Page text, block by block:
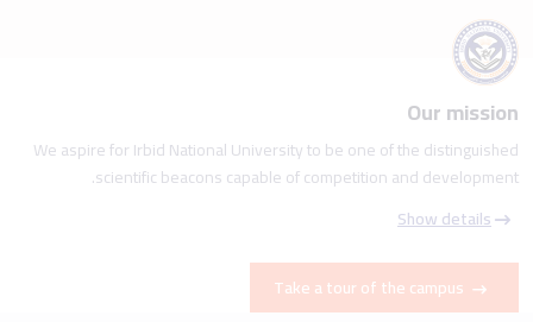
Our mission
We aspire for Irbid National University to be one of the distinguished
scientific beacons capable of competition and development.
Show details
Take a tour of the campus